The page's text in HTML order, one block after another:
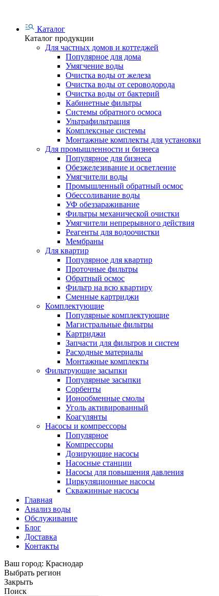
Каталог
Каталог продукции
Для частных домов и коттеджей
Популярное для дома
Умягчение воды
Очистка воды от железа
Очистка воды от сероводорода
Очистка воды от бактерий
Кабинетные фильтры
Системы обратного осмоса
Ультрафильтрация
Комплексные системы
Монтажные комплекты для установки
Для промышленности и бизнеса
Популярное для бизнеса
Обезжелезивание и осветление
Умягчители воды
Промышленный обратный осмос
Обессоливание воды
УФ обеззараживание
Фильтры механической очистки
Умягчители непрерывного действия
Реагенты для водоочистки
Мембраны
Для квартир
Популярное для квартир
Проточные фильтры
Обратный осмос
Фильтр на всю квартиру
Сменные картриджи
Комплектующие
Популярные комплектующие
Магистральные фильтры
Картриджи
Запчасти для фильтров и систем
Расходные материалы
Монтажные комплекты
Фильтрующие засыпки
Популярные засыпки
Сорбенты
Ионообменные смолы
Уголь активированный
Коагулянты
Насосы и компрессоры
Популярное
Компрессоры
Дозирующие насосы
Насосные станции
Насосы для повышения давления
Циркуляционные насосы
Скважинные насосы
Главная
Анализ воды
Обслуживание
Блог
Доставка
Контакты
Ваш город: Краснодар
Выбрать регион
Закрыть
Поиск